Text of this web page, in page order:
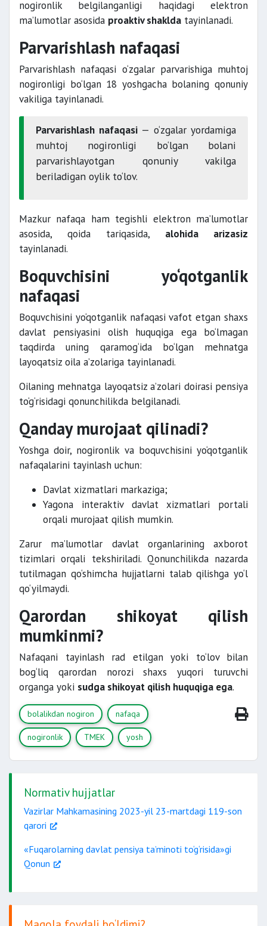
nogironlik belgilanganligi haqidagi elektron
ma’lumotlar asosida proaktiv shaklda tayinlanadi.
Parvarishlash nafaqasi
Parvarishlash nafaqasi o‘zgalar parvarishiga muhtoj
nogironligi bo‘lgan 18 yoshgacha bolaning qonuniy
vakiliga tayinlanadi.
Parvarishlash nafaqasi— o‘zgalar yordamiga
muhtoj nogironligi bo‘lgan bolani
parvarishlayotgan qonuniy vakilga
beriladigan oylik to‘lov.
Mazkur nafaqa ham tegishli elektron ma’lumotlar
asosida, qoida tariqasida, alohida arizasiz
tayinlanadi.
Boquvchisini yo‘qotganlik
nafaqasi
Boquvchisini yo‘qotganlik nafaqasi vafot etgan shaxs
davlat pensiyasini olish huquqiga ega bo‘lmagan
taqdirda uning qaramog‘ida bo‘lgan mehnatga
layoqatsiz oila a’zolariga tayinlanadi.
Oilaning mehnatga layoqatsiz a’zolari doirasi pensiya
to‘g‘risidagi qonunchilikda belgilanadi.
Qanday murojaat qilinadi?
Yoshga doir, nogironlik va boquvchisini yo‘qotganlik
nafaqalarini tayinlash uchun:
Davlat xizmatlari markaziga;
Yagona interaktiv davlat xizmatlari portali
orqali murojaat qilish mumkin.
Zarur ma’lumotlar davlat organlarining axborot
tizimlari orqali tekshiriladi. Qonunchilikda nazarda
tutilmagan qo‘shimcha hujjatlarni talab qilishga yo‘l
qo‘yilmaydi.
Qarordan shikoyat qilish
mumkinmi?
Nafaqani tayinlash rad etilgan yoki to‘lov bilan
bog‘liq qarordan norozi shaxs yuqori turuvchi
organga yoki sudga shikoyat qilish huquqiga ega.
bolalikdan nogiron nafaqa
nogironlik TMEK yosh
Normativ hujjatlar
Vazirlar Mahkamasining 2023-yil 23-martdagi 119-son
qarori
«Fuqarolarning davlat pensiya ta’minoti to‘g‘risida»gi
Qonun